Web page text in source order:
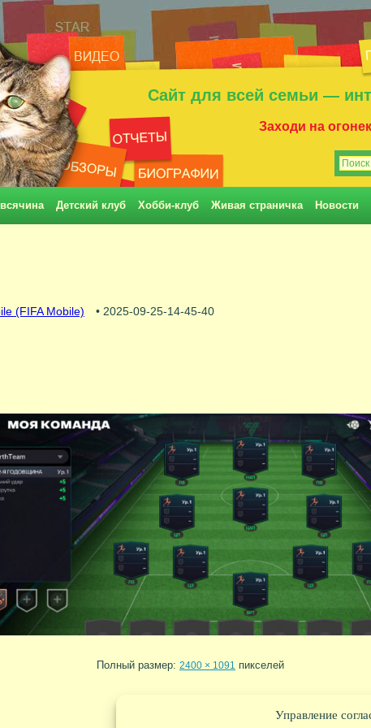
Управление
Сайт для всей семьи —
Заходи на
Детский клуб Хобби-клуб Живая страничка Новости
(FIFA Mobile) • 2025-09-25-14-45-40
Полный размер: 2400 × 1091 пикселей